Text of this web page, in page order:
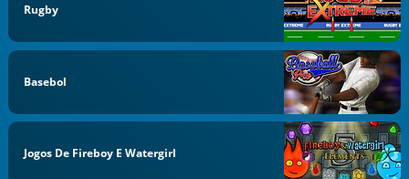
Rugby
Basebol
Jogos De Fireboy E Watergirl